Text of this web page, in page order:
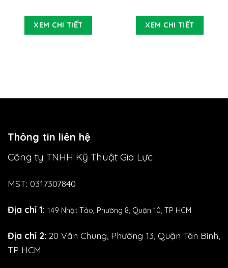
XEM CHI TIẾT XEM CHI TIẾT
Thông tin liên hệ
Công ty TNHH Kỹ Thuật Gia Lực
MST: 0317307840
Địa chỉ 1: 149 Nhật Tảo, Phường 8, Quận 10, TP HCM
Địa chỉ 2: 20 Văn Chung, Phường 13, Quận Tân Bình,
TP HCM